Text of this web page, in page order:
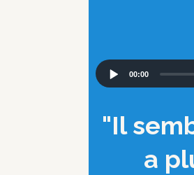
Audio
Player
00:00
"Il
a